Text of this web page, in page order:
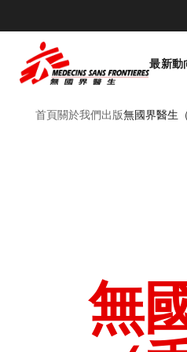
最新動
首頁關於我們出版無國界醫生
無